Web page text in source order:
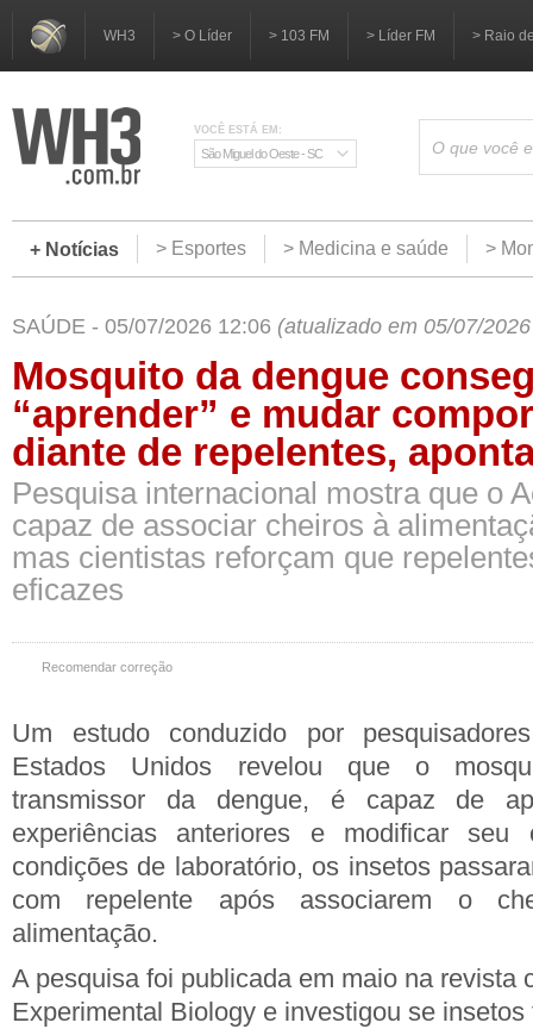
WH3 > O Líder > 103 FM > Líder FM > Raio
VOCÊ ESTÁ EM:
São Miguel do Oeste - SC
+ Notícias > Esportes > Medicina e saúde >
SAÚDE - 05/07/2026 12:06 (atualizado em 05/07/
Mosquito da dengue
“aprender” e mudar
diante de repelentes,
Pesquisa internacional mostra que o
capaz de associar cheiros à
mas cientistas reforçam que
eficazes
Recomendar correção
Um estudo conduzido por
Estados Unidos revelou que o
transmissor da dengue, é capaz de
experiências anteriores e modificar seu
condições de laboratório, os insetos
com repelente após associarem o
alimentação.
A pesquisa foi publicada em maio na revista
Experimental Biology e investigou se